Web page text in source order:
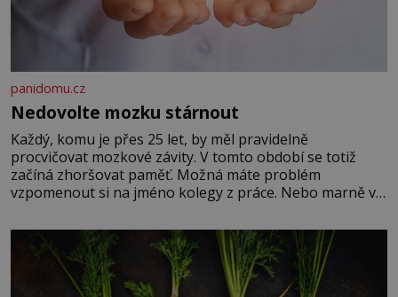
panidomu.cz
Nedovolte mozku stárnout
Každý, komu je přes 25 let, by měl pravidelně
procvičovat mozkové závity. V tomto období se totiž
začíná zhoršovat paměť. Možná máte problém
vzpomenout si na jméno kolegy z práce. Nebo marně v
Je to opravdu tak, s věkem jako kdyby se paměť
rozhodla stávkovat. Cvičte